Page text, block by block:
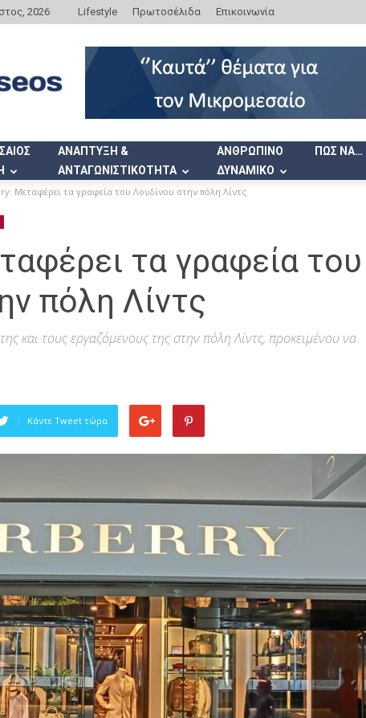
2026 Lifestyle Πρωτοσέλιδα Επικοινωνία
ΑΝΑΠΤΥΞΗ &
ΑΝΤΑΓΩΝΙΣΤΙΚΟΤΗΤΑ
ΑΝΘΡΩΠΙΝΟ
ΔΥΝΑΜΙΚΟ
ΠΩΣ ΝΑ…
Μεταφέρει τα γραφεία του Λονδίνου στην πόλη Λίντς
τα γραφεία του
πόλη Λίντς
και τους εργαζόμενους της στην πόλη Λίντς, προκειμένου να
Κάντε Tweet τώρα